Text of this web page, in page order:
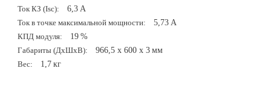
Ток КЗ (Isc): 6,3 А
Ток в точке максимальной мощности: 5,73 А
КПД модуля: 19 %
Габариты (ДxШxВ): 966,5 х 600 х 3 мм
Вес: 1,7 кг